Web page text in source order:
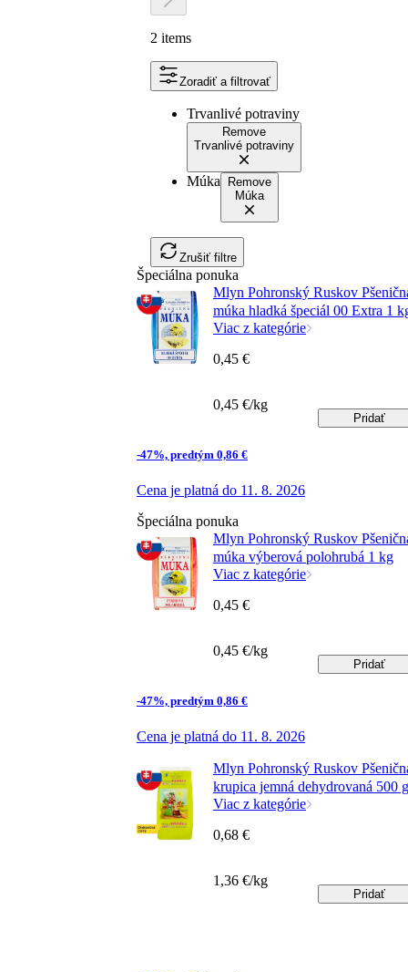
2 items
Zoradiť a filtrovať
Trvanlivé potraviny
Remove
Trvanlivé potraviny
Múka
Remove
Múka
Zrušiť filtre
Špeciálna ponuka
Mlyn Pohronský Ruskov
múka hladká špeciál 00 Extra 1
Viac z kategórie
-47%, predtým 0,86 €
Cena je platná do 11. 8. 2026
0,45 €
0,45 €/kg
Pridať
Špeciálna ponuka
Mlyn Pohronský Ruskov
múka výberová polohrubá 1 kg
Viac z kategórie
-47%, predtým 0,86 €
Cena je platná do 11. 8. 2026
0,45 €
0,45 €/kg
Pridať
Mlyn Pohronský Ruskov
krupica jemná dehydrovaná 500 g
Viac z kategórie
0,68 €
1,36 €/kg
Pridať